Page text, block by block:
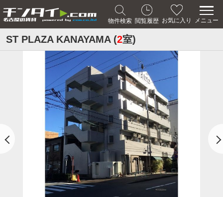
物件検索 閲覧履歴 お気に入り メニュー
ST PLAZA KANAYAMA (2室)